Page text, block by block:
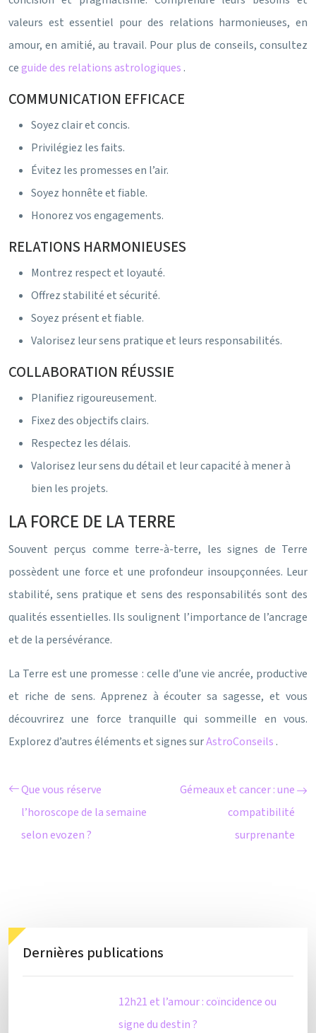
valeurs est essentiel pour des relations harmonieuses, en
amour, en amitié, au travail. Pour plus de conseils, consultez
ceguide des relations astrologiques .
COMMUNICATION EFFICACE
Soyez clair et concis.
Privilégiez les faits.
Évitez les promesses en l’air.
Soyez honnête et fiable.
Honorez vos engagements.
RELATIONS HARMONIEUSES
Montrez respect et loyauté.
Offrez stabilité et sécurité.
Soyez présent et fiable.
Valorisez leur sens pratique et leurs responsabilités.
COLLABORATION RÉUSSIE
Planifiez rigoureusement.
Fixez des objectifs clairs.
Respectez les délais.
Valorisez leur sens du détail et leur capacité à mener à
bien les projets.
LA FORCE DE LA TERRE
Souvent perçus comme terre-à-terre, les signes de Terre
possèdent une force et une profondeur insoupçonnées. Leur
stabilité, sens pratique et sens des responsabilités sont des
qualités essentielles. Ils soulignent l’importance de l’ancrage
et de la persévérance.
La Terre est une promesse : celle d’une vie ancrée, productive
et riche de sens. Apprenez à écouter sa sagesse, et vous
découvrirez une force tranquille qui sommeille en vous.
Explorez d’autres éléments et signes surAstroConseils .
Que vous réserve
l’horoscope de la semaine
selon evozen ?
Gémeaux et cancer : une
compatibilité
surprenante
Dernières publications
12h21 et l’amour : coïncidence ou
signe du destin ?